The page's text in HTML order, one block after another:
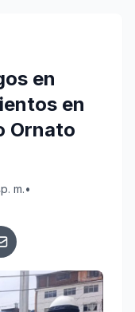
en
en
Ornato
m.•